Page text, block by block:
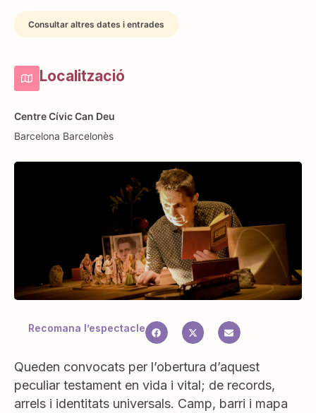
Consultar altres dates i entrades
Localització
Centre Cívic Can Deu
Barcelona Barcelonès
Recomana l’espectacle
Queden convocats per l’obertura d’aquest
peculiar testament en vida i vital; de records,
arrels i identitats universals. Camp, barri i mapa